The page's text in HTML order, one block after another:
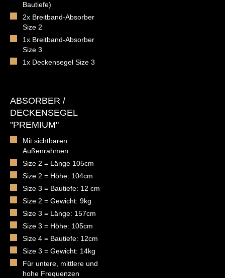
Bautiefe)
2x Breitband-Absorber
Size 2
1x Breitband-Absorber
Size 3
1x Deckensegel Size 3
ABSORBER /
DECKENSEGEL
"PREMIUM"
Mit sichtbaren
Außenrahmen
Size 2 = Länge 105cm
Size 2 = Höhe: 104cm
Size 3 = Bautiefe: 12 cm
Size 2 = Gewicht: 9kg
Size 3 = Länge: 157cm
Size 3 = Höhe: 105cm
Size 4 = Bautiefe: 12cm
Size 3 = Gewicht: 14kg
Für untere, mittlere und
hohe Frequenzen